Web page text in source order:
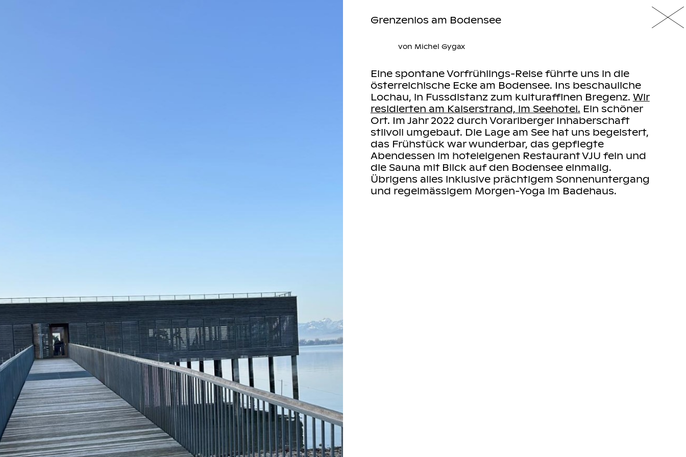
Grenzenlos am Bodensee
von Michel Gygax
Eine spontane Vorfrühlings-Reise führte uns in die
österreichische Ecke am Bodensee. Ins beschauliche
Lochau, in Fussdistanz zum kulturaffinen Bregenz. Wir
residierten am Kaiserstrand, im Seehotel. Ein schöner
Ort. Im Jahr 2022 durch Vorarlberger Inhaberschaft
stilvoll umgebaut. Die Lage am See hat uns begeistert,
das Frühstück war wunderbar, das gepflegte
Abendessen im hoteleigenen Restaurant VJU fein und
die Sauna mit Blick auf den Bodensee einmalig.
Übrigens alles inklusive prächtigem Sonnenuntergang
und regelmässigem Morgen-Yoga im Badehaus.